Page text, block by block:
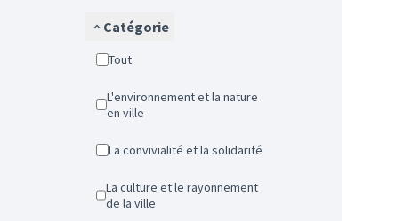
Catégorie
Tout
L'environnement et la nature
en ville
La convivialité et la solidarité
La culture et le rayonnement
de la ville